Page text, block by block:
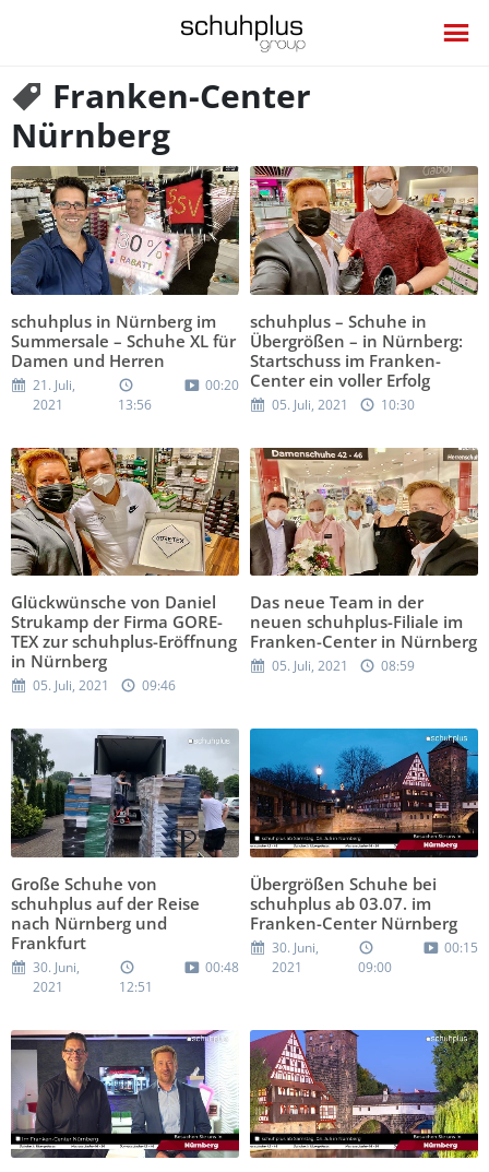
Franken-Center
Nürnberg
schuhplus in Nürnberg im
Summersale – Schuhe XL für
Damen und Herren
21. Juli,
2021
13:56
00:20
schuhplus – Schuhe in
Übergrößen – in Nürnberg:
Startschuss im Franken-
Center ein voller Erfolg
05. Juli, 2021 10:30
Glückwünsche von Daniel
Strukamp der Firma GORE-
TEX zur schuhplus-Eröffnung
in Nürnberg
05. Juli, 2021 09:46
Das neue Team in der
neuen schuhplus-Filiale im
Franken-Center in Nürnberg
05. Juli, 2021 08:59
Große Schuhe von
schuhplus auf der Reise
nach Nürnberg und
Frankfurt
30. Juni,
2021
12:51
00:48
Übergrößen Schuhe bei
schuhplus ab 03.07. im
Franken-Center Nürnberg
30. Juni,
2021
09:00
00:15